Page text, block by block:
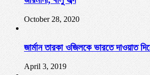
October 28, 2020
জার্মান তারকা ওজিলকে ভারতে দাওয়াত
April 3, 2019